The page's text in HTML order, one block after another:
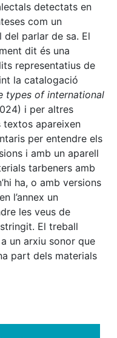
detectats en
com un
parlar de sa. El
dit és una
representatius de
la catalogació
types of international
i per altres
textos apareixen
per entendre els
i amb un aparell
tarbeners amb
ha, o amb versions
l’annex un
les veus de
El treball
un arxiu sonor que
part dels materials